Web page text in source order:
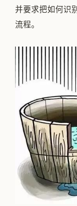
并要求把如何识
流程。